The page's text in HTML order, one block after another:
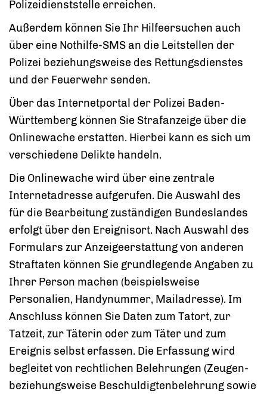
Polizeidienststelle erreichen.
Außerdem können Sie Ihr Hilfeersuchen auch
über eine Nothilfe-SMS an die Leitstellen der
Polizei beziehungsweise des Rettungsdienstes
und der Feuerwehr senden.
Über das Internetportal der Polizei Baden-
Württemberg können Sie Strafanzeige über die
Onlinewache erstatten. Hierbei kann es sich um
verschiedene Delikte handeln.
Die Onlinewache wird über eine zentrale
Internetadresse aufgerufen. Die Auswahl des
für die Bearbeitung zuständigen Bundeslandes
erfolgt über den Ereignisort. Nach Auswahl des
Formulars zur Anzeigeerstattung von anderen
Straftaten können Sie grundlegende Angaben zu
Ihrer Person machen (beispielsweise
Personalien, Handynummer, Mailadresse). Im
Anschluss können Sie Daten zum Tatort, zur
Tatzeit, zur Täterin oder zum Täter und zum
Ereignis selbst erfassen. Die Erfassung wird
begleitet von rechtlichen Belehrungen (Zeugen-
beziehungsweise Beschuldigtenbelehrung sowie